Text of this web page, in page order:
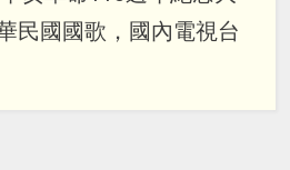
民國國歌，國內電視台